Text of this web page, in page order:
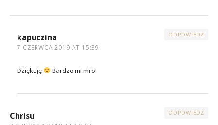
kapuczina
7 CZERWCA 2019 AT 15:39
ODPOWIEDZ
Dziękuję Bardzo mi miło!
Chrisu ODPOWIEDZ